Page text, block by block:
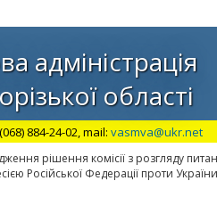
адміністрація
області
884-24-02, mail: vasmva@ukr.net
рішення комісії з розгляду
Російської Федерації проти